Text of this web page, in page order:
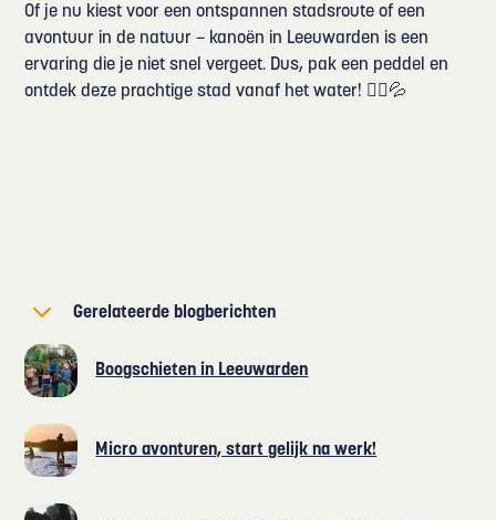
Gerelateerde blogberichten
Boogschieten in Leeuwarden
Micro avonturen, start gelijk na werk!
Of je nu kiest voor een ontspannen stadsroute of een
avontuur in de natuur – kanoën in Leeuwarden is een
ervaring die je niet snel vergeet. Dus, pak een peddel en
ontdek deze prachtige stad vanaf het water! 🚣‍♀️💦